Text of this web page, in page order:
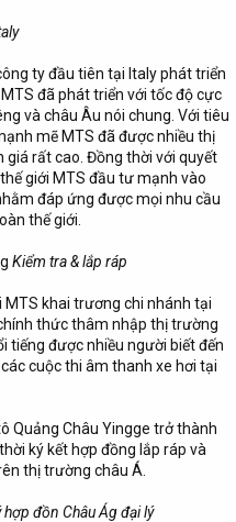
ty đầu tiên tại Italy phát triển
đã phát triển với tốc độ cực
và châu Âu nói chung. Với tiêu
mẽ MTS đã được nhiều thị
rất cao. Đồng thời với quyết
giới MTS đầu tư mạnh vào
đáp ứng được mọi nhu cầu
thế giới.
Kiểm tra & lắp ráp
khai trương chi nhánh tại
thức thâm nhập thị trường
tiếng được nhiều người biết đến
cuộc thi âm thanh xe hơi tại
Quảng Châu Yingge trở thành
ký kết hợp đồng lắp ráp và
thị trường châu Á.
hợp đồn Châu Ág đại lý